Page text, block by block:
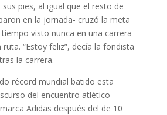
pies, al igual que el resto de
en la jornada- cruzó la meta
visto nunca en una carrera
“Estoy feliz”, decía la fondista
la carrera.
récord mundial batido esta
del encuentro atlético
Adidas después del de 10